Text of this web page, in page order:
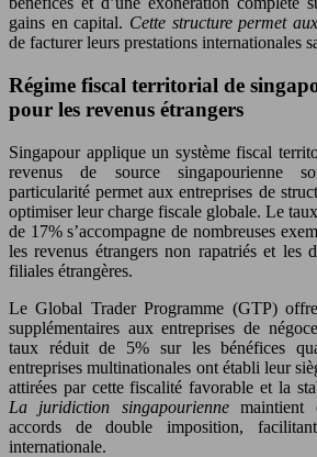
gains en capital. Cette structure permet
de facturer leurs prestations internationales
Régime fiscal territorial de
pour les revenus étrangers
Singapour applique un système fiscal
revenus de source singapourienne
particularité permet aux entreprises de
optimiser leur charge fiscale globale. Le
de 17% s’accompagne de nombreuses
les revenus étrangers non rapatriés et les
filiales étrangères.
Le Global Trader Programme (GTP)
supplémentaires aux entreprises de
taux réduit de 5% sur les bénéfices
entreprises multinationales ont établi leur
attirées par cette fiscalité favorable et la
La juridiction singapouriennemaintient
accords de double imposition,
internationale.